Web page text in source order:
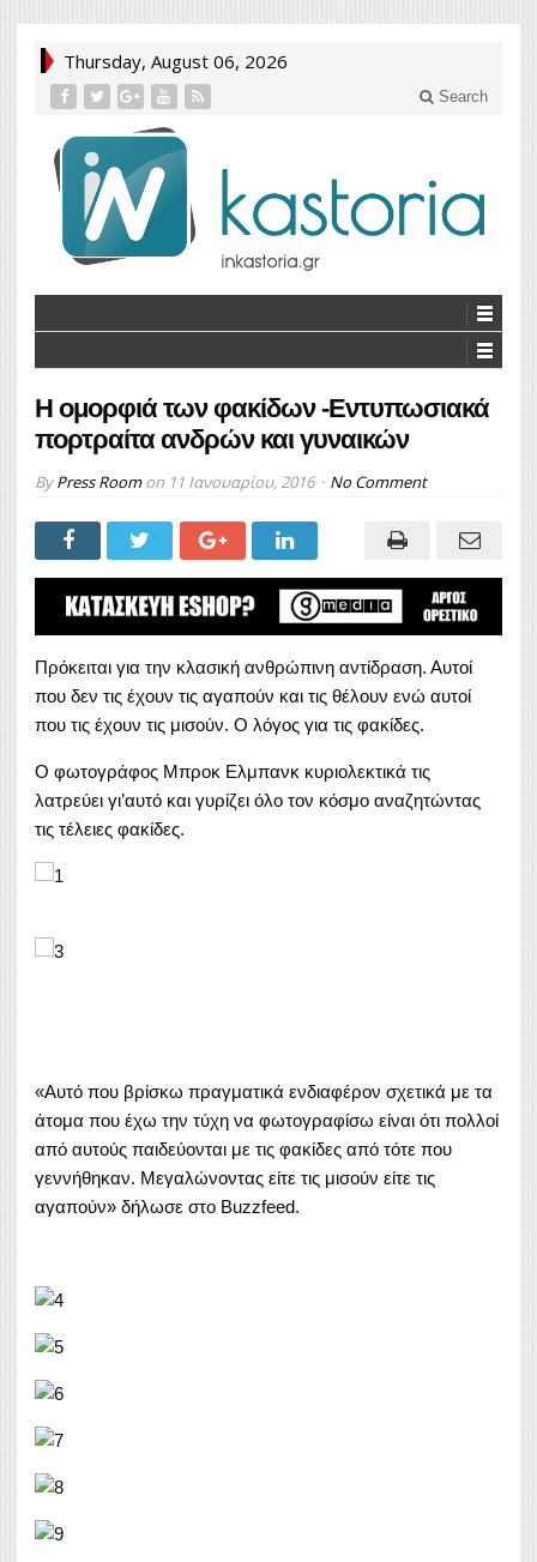
Thursday, August 06, 2026
Search
Η ομορφιά των φακίδων -Εντυπωσιακά
πορτραίτα ανδρών και γυναικών
ByPress Roomon 11 Ιανουαρίου, 2016 No Comment
Πρόκειται για την κλασική ανθρώπινη αντίδραση. Αυτοί
που δεν τις έχουν τις αγαπούν και τις θέλουν ενώ αυτοί
που τις έχουν τις μισούν. Ο λόγος για τις φακίδες.
Ο φωτογράφος Μπροκ Ελμπανκ κυριολεκτικά τις
λατρεύει γι’αυτό και γυρίζει όλο τον κόσμο αναζητώντας
τις τέλειες φακίδες.
«Αυτό που βρίσκω πραγματικά ενδιαφέρον σχετικά με τα
άτομα που έχω την τύχη να φωτογραφίσω είναι ότι πολλοί
από αυτούς παιδεύονται με τις φακίδες από τότε που
γεννήθηκαν. Μεγαλώνοντας είτε τις μισούν είτε τις
αγαπούν» δήλωσε στο Buzzfeed.